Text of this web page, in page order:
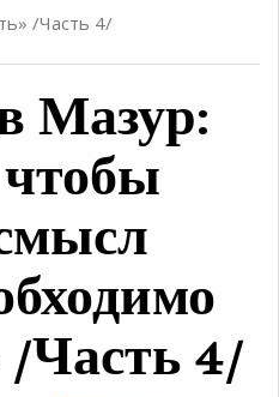
/Часть 4/
Мазур:
/Часть 4/